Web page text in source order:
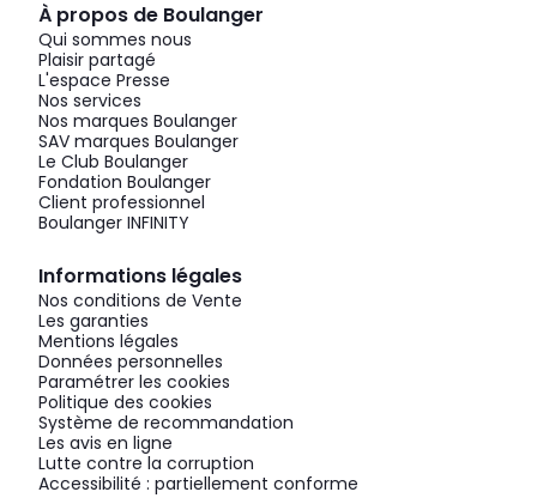
À propos de Boulanger
Qui sommes nous
Plaisir partagé
L'espace Presse
Nos services
Nos marques Boulanger
SAV marques Boulanger
Le Club Boulanger
Fondation Boulanger
Client professionnel
Boulanger INFINITY
Informations légales
Nos conditions de Vente
Les garanties
Mentions légales
Données personnelles
Paramétrer les cookies
Politique des cookies
Système de recommandation
Les avis en ligne
Lutte contre la corruption
Accessibilité : partiellement conforme